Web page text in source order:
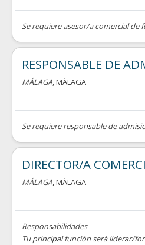
Se requiere asesor/a comercial de
RESPONSABLE DE
MÁLAGA, MÁLAGA
Se requiere responsable de
DIRECTOR/A
MÁLAGA, MÁLAGA
Responsabilidades
Tu principal función será liderar/